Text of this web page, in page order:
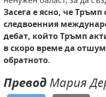
Засега е ясно, че Тръмп
следвоенния
дебат, който Тръмп
в скоро време да
обратното.
Превод Мария